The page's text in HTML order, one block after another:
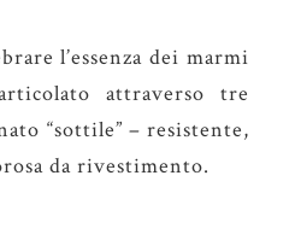
l’essenza dei marmi
attraverso tre
“sottile” – resistente,
da rivestimento.